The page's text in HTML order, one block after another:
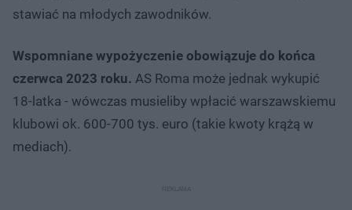
stawiać na młodych zawodników.
Wspomniane wypożyczenie obowiązuje do końca
czerwca 2023 roku. AS Roma może jednak wykupić
18-latka - wówczas musieliby wpłacić warszawskiemu
klubowi ok. 600-700 tys. euro (takie kwoty krążą w
mediach).